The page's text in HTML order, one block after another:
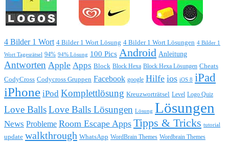
4 Bilder 1 Wort 4 Bilder 1 Wort Lösung 4 Bilder 1 Wort Lösungen 4 Bilder 1
Wort Tagesrätsel 94% 94% Lösung 100 Pics Android Anleitung
Antworten Apple Apps Block Block Hexa Block Hexa Lösungen Cheats
CodyCross Codycross Gruppen Facebook google Hilfe ios iOS 8 iPad
iPhone iPod Komplettlösung Kreuzworträtsel Level Logo Quiz
Love BallsLove Balls Lösungen Lösung Lösungen
News Probleme Room Escape Apps Tipps & Tricks tutorial
update walkthrough WhatsApp WordBrain Themes Wordbrain Themes